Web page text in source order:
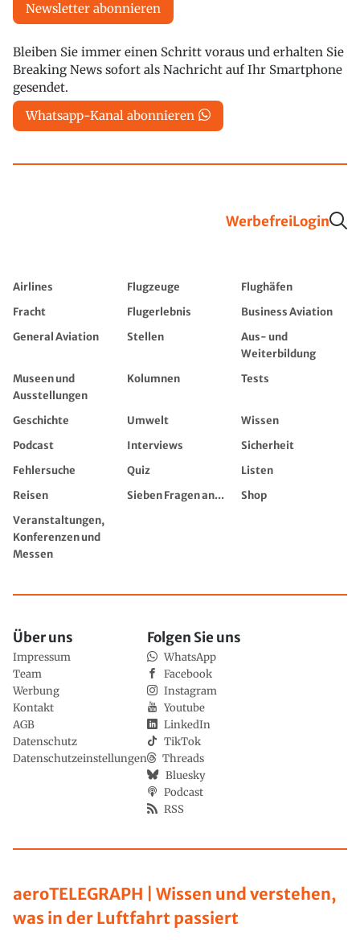
Newsletter abonnieren
Bleiben Sie immer einen Schritt voraus und erhalten Sie
Breaking News sofort als Nachricht auf Ihr Smartphone
gesendet.
Whatsapp-Kanal abonnieren
WerbefreiLogin
Airlines Flugzeuge
Flughäfen
Fracht
Flugerlebnis
Business Aviation
General Aviation
Stellen
Aus- und
Weiterbildung
Museen und
Ausstellungen
Kolumnen Tests
Geschichte Umwelt
Wissen
Podcast
Interviews
Sicherheit
Fehlersuche
Quiz
Listen
Reisen
Sieben Fragen an...
Shop
Veranstaltungen,
Konferenzen und
Messen
aeroTELEGRAPH | Wissen und verstehen,
was in der Luftfahrt passiert
Über uns
Impressum
Team
Werbung
Kontakt
AGB
Datenschutz
Datenschutzeinstellungen
Folgen Sie uns
WhatsApp
Facebook
Instagram
Youtube
LinkedIn
TikTok
Threads
Bluesky
Podcast
RSS